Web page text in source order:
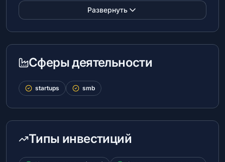
Развернуть
Сферы деятельности
startups smb
Типы инвестиций